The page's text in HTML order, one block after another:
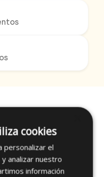
Diámetro
Del Agujero
(mm)
unfold_more
cookies
personalizar el
analizar nuestro
información